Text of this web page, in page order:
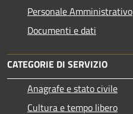
Personale Amministrativo
Documenti e dati
CATEGORIE DI SERVIZIO
Anagrafe e stato civile
Cultura e tempo libero